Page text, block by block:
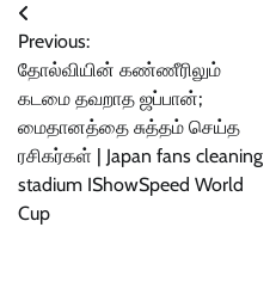
Post
navigation
Previous:
தோல்வியின் கண்ணீரிலும்
கடமை தவறாத ஜப்பான்;
மைதானத்தை சுத்தம் செய்த
ரசிகர்கள் | Japan fans cleaning
stadium IShowSpeed World
Cup